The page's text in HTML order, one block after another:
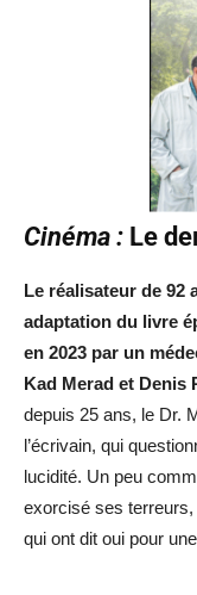
Cinéma : Le
Le réalisateur de 92
adaptation du livre
en 2023 par un
Kad Merad et Denis
depuis 25 ans, le Dr.
l’écrivain, qui
lucidité. Un peu
exorcisé ses
qui ont dit oui pour